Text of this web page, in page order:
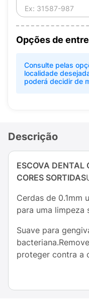
Opções de
Consulte pelas
localidade
poderá decidir de
Descrição
ESCOVA DENTAL
CORES SORTIDAS
Cerdas de 0.1mm
para uma limpeza
Suave para
proteger contra a